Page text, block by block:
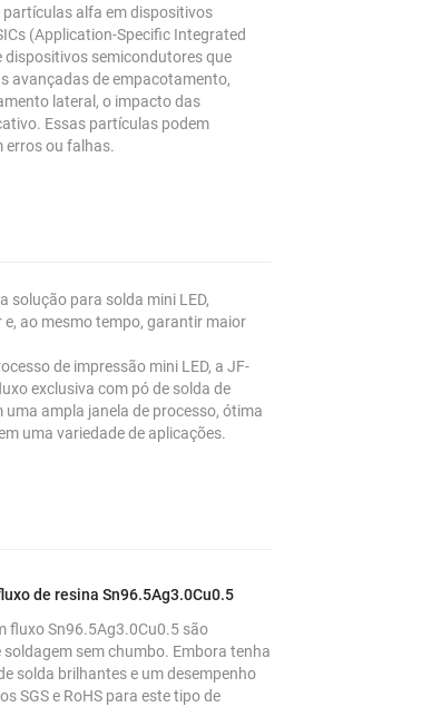
partículas alfa em dispositivos
(Application-Specific Integrated
dispositivos semicondutores que
avançadas de empacotamento,
lateral, o impacto das
Essas partículas podem
erros ou falhas.
solução para solda mini LED,
ao mesmo tempo, garantir maior
de impressão mini LED, a JF-
exclusiva com pó de solda de
ampla janela de processo, ótima
uma variedade de aplicações.
de resina Sn96.5Ag3.0Cu0.5
fluxo Sn96.5Ag3.0Cu0.5 são
sem chumbo. Embora tenha
solda brilhantes e um desempenho
SGS e RoHS para este tipo de